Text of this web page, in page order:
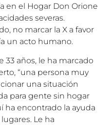
en el Hogar Don Orione
severas.
no marcar la X a favor
un acto humano.
33 años, le ha marcado
“una persona muy
una situación
para gente sin hogar
ha encontrado la ayuda
Le ha